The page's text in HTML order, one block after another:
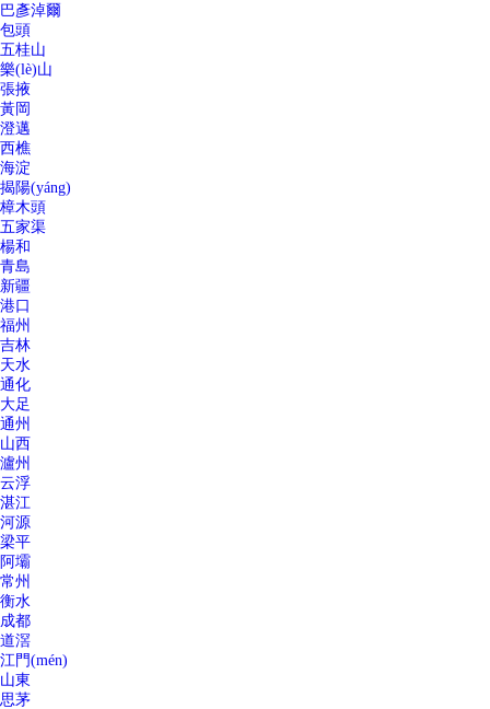
巴彥淖爾
包頭
五桂山
樂(lè)山
張掖
黃岡
澄邁
西樵
海淀
揭陽(yáng)
樟木頭
五家渠
楊和
青島
新疆
港口
福州
吉林
天水
通化
大足
通州
山西
瀘州
云浮
湛江
河源
梁平
阿壩
常州
衡水
成都
道滘
江門(mén)
山東
思茅